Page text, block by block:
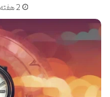
گلوکز، اطمینان حاصل می
حفظ شود. این تعادل بین
افت ناگهانی انرژی جلوگیری
ثابت و بدون خستگی زودرس
ورزشکاران رشته های
نیاز به سوخت رسانی مداوم
2 هفته پیش